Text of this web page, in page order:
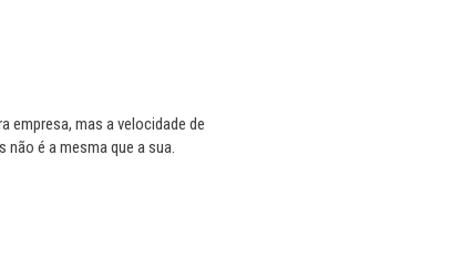
empresa, mas a velocidade de
é a mesma que a sua.